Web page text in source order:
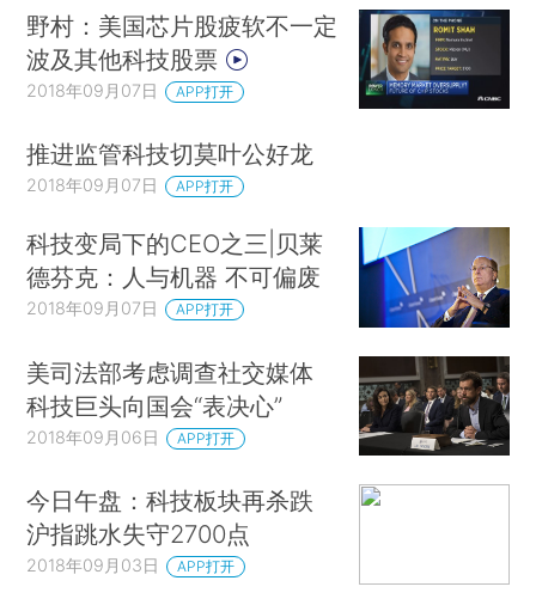
野村：美国芯片股疲软不一定
波及其他科技股票
2018年09月07日 APP打开
推进监管科技切莫叶公好龙
2018年09月07日 APP打开
科技变局下的CEO之三|贝莱
德芬克：人与机器 不可偏废
2018年09月07日 APP打开
美司法部考虑调查社交媒体
科技巨头向国会“表决心”
2018年09月06日 APP打开
今日午盘：科技板块再杀跌
沪指跳水失守2700点
2018年09月03日 APP打开